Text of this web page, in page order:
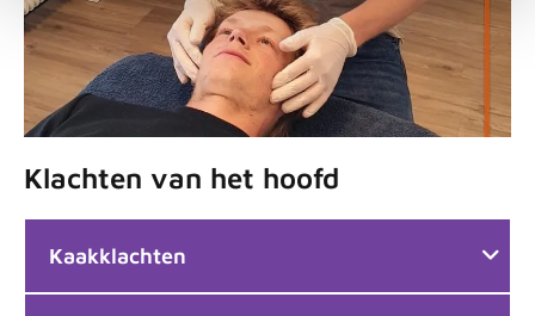
Klachten van het hoofd
Kaakklachten